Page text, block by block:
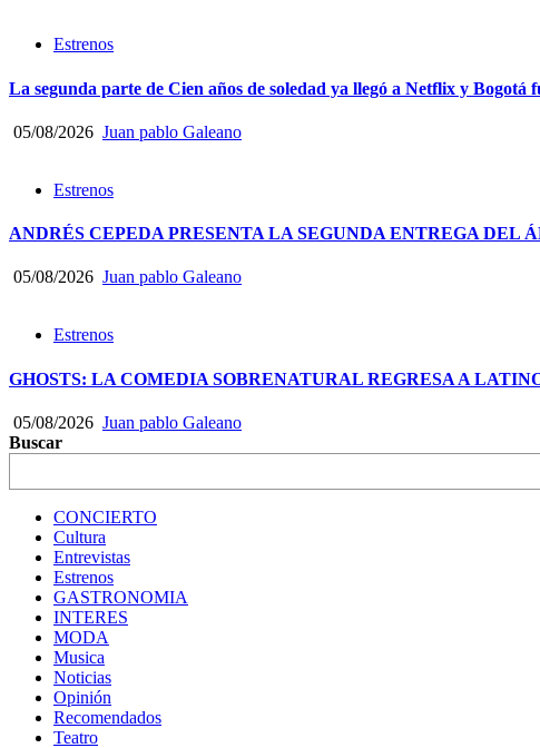
Estrenos
La segunda parte de Cien años de soledad ya llegó a Netflix y Bogotá
05/08/2026 Juan pablo Galeano
Estrenos
ANDRÉS CEPEDA PRESENTA LA SEGUNDA ENTREGA DEL
05/08/2026 Juan pablo Galeano
Estrenos
GHOSTS: LA COMEDIA SOBRENATURAL REGRESA A
05/08/2026 Juan pablo Galeano
Buscar
CONCIERTO
Cultura
Entrevistas
Estrenos
GASTRONOMIA
INTERES
MODA
Musica
Noticias
Opinión
Recomendados
Teatro